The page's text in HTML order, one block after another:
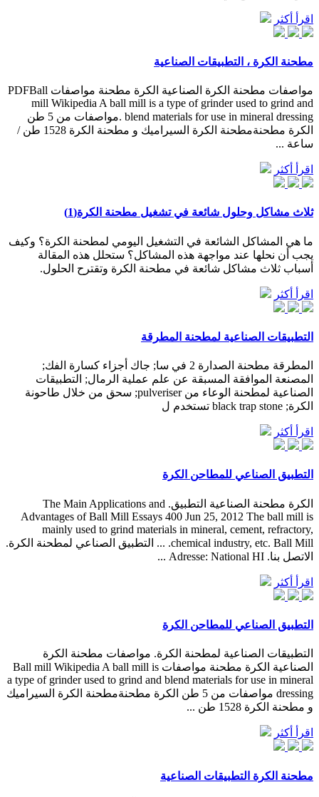
اقرأ أكثر
مطحنة الكرة ، التطبيقات الصناعية
مواصفات مطحنة الكرة الصناعية الكرة مطحنة مواصفات PDFBall
mill Wikipedia A ball mill is a type of grinder used to grind and
blend materials for use in mineral dressing .مواصفات من 5 طن
الكرة مطحنةمطحنة الكرة السيراميك و مطحنة الكرة 1528 طن /
ساعة ...
اقرأ أكثر
ثلاث مشاكل وحلول شائعة في تشغيل مطحنة الكرة(1)
ما هي المشاكل الشائعة في التشغيل اليومي لمطحنة الكرة؟ وكيف
يجب أن نحلها عند مواجهة هذه المشاكل؟ ستحلل هذه المقالة
أسباب ثلاث مشاكل شائعة في مطحنة الكرة وتقترح الحلول.
اقرأ أكثر
التطبيقات الصناعية لمطحنة المطرقة
المطرقة مطحنة الصدارة 2 في سا; جاك أجزاء كسارة الفك;
المصنعة الموافقة المسبقة عن علم عملية الرمال; التطبيقات
الصناعية لمطحنة الوعاء من pulveriser; سحق من خلال طاحونة
الكرة; black trap stone تستخدم ل
اقرأ أكثر
التطبيق الصناعي للمطاحن الكرة
الكرة مطحنة الصناعية التطبيق. The Main Applications and
Advantages of Ball Mill Essays 400 Jun 25, 2012 The ball mill is
mainly used to grind materials in mineral, cement, refractory,
chemical industry, etc. Ball Mill. ... التطبيق الصناعي لمطحنة الكرة.
الاتصل بنا. Adresse: National HI ...
اقرأ أكثر
التطبيق الصناعي للمطاحن الكرة
التطبيقات الصناعية لمطحنة الكرة. مواصفات مطحنة الكرة
الصناعية الكرة مطحنة مواصفات Ball mill Wikipedia A ball mill is
a type of grinder used to grind and blend materials for use in mineral
dressing مواصفات من 5 طن الكرة مطحنةمطحنة الكرة السيراميك
و مطحنة الكرة 1528 طن ...
اقرأ أكثر
مطحنة الكرة التطبيقات الصناعية